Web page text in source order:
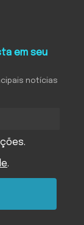
em seu
notícias
.